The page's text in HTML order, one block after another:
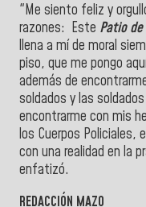
"Me siento feliz y
razones: Este Patio
llena a mí de moral
piso, que me pongo
además de
soldados y las
encontrarme con mis
los Cuerpos Policiales,
con una realidad en la
enfatizó.
REDACCIÓN MAZO